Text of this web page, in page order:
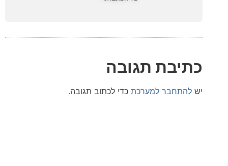
תגובה
למערכתכדי לכתוב תגובה.